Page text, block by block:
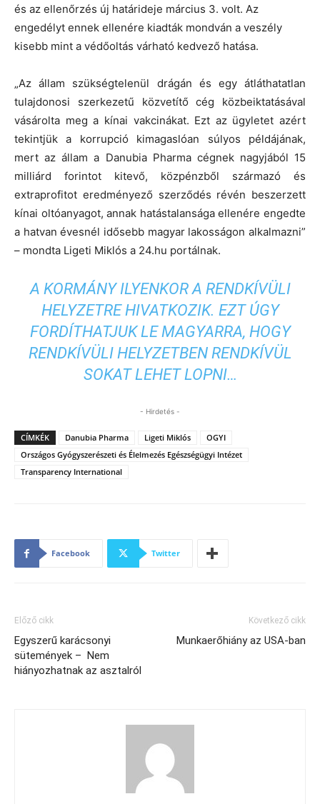
és az ellenőrzés új határideje március 3. volt. Az
engedélyt ennek ellenére kiadták mondván a veszély
kisebb mint a védőoltás várható kedvező hatása.
„Az állam szükségtelenül drágán és egy átláthatatlan
tulajdonosi szerkezetű közvetítő cég közbeiktatásával
vásárolta meg a kínai vakcinákat. Ezt az ügyletet azért
tekintjük a korrupció kimagaslóan súlyos példájának,
mert az állam a Danubia Pharma cégnek nagyjából 15
milliárd forintot kitevő, közpénzből származó és
extraprofitot eredményező szerződés révén beszerzett
kínai oltóanyagot, annak hatástalansága ellenére engedte
a hatvan évesnél idősebb magyar lakosságon alkalmazni”
– mondta Ligeti Miklós a 24.hu portálnak.
A KORMÁNY ILYENKOR A RENDKÍVÜLI
HELYZETRE HIVATKOZIK. EZT ÚGY
FORDÍTHATJUK LE MAGYARRA, HOGY
RENDKÍVÜLI HELYZETBEN RENDKÍVÜL
SOKAT LEHET LOPNI…
- Hirdetés -
CÍMKÉK Danubia Pharma Ligeti Miklós
OGYI
Országos Gyógyszerészeti és Élelmezés Egészségügyi Intézet
Transparency International
Facebook Twitter
Előző cikk
Egyszerű karácsonyi
sütemények – Nem
hiányozhatnak az asztalról
Következő cikk
Munkaerőhiány az USA-ban